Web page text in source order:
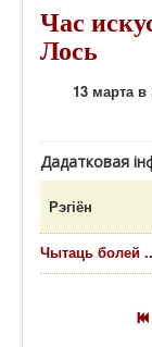
Час
Лось
13 марта в
Дадатковая
Рэгіён
Чытаць болей